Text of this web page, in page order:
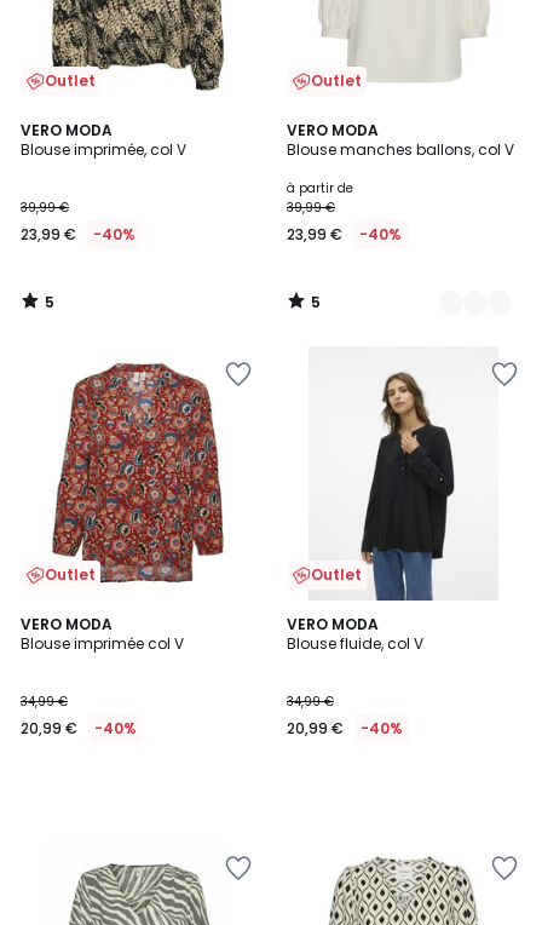
Outlet
VERO MODA
Blouse imprimée, col V
39,99 €
23,99 € -40%
5
/
5
/
Outlet
VERO MODA
Blouse manches ballons, col V
à partir de
39,99 €
23,99 € -40%
5
/
2
Couleurs
5
/
Outlet
VERO MODA
Blouse imprimée col V
34,99 €
20,99 € -40%
Outlet
VERO MODA
Blouse fluide, col V
34,99 €
20,99 € -40%